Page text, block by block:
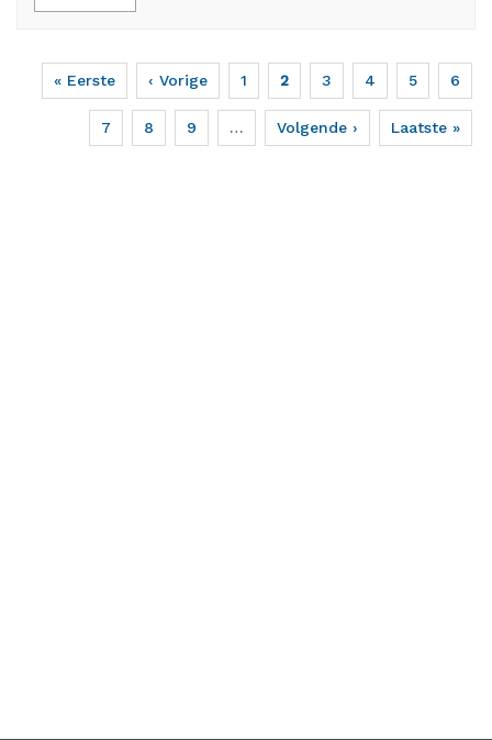
Paginering
Eerste
pagina
« Eerste
Vorige
pagina
‹ Vorige Page
1
Huidige
pagina
2 Page
3 Page
4 Page
5 Page
6
Page
7 Page
8 Page
9 …
Volgende
pagina
Volgende ›
Laatste
pagina
Laatste »